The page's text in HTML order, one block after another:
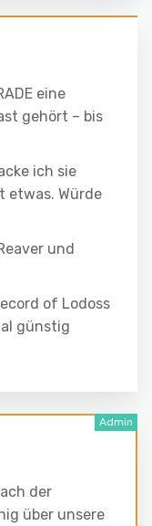
eine
gehört – bis
ich sie
etwas. Würde
und
of Lodoss
günstig
der
über unsere